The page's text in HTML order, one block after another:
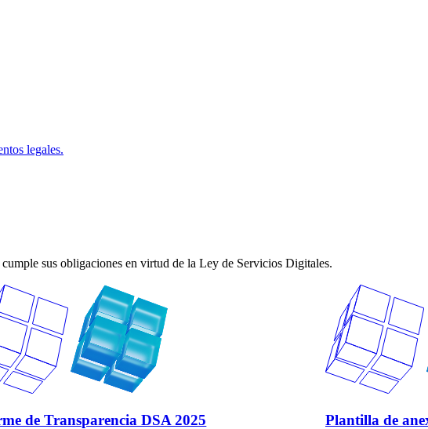
legales.
sus obligaciones en virtud de la Ley de Servicios Digitales.
de Transparencia DSA 2025 Plantilla de